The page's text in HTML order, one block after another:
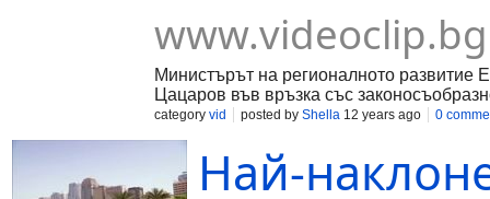
www.videoclip.bg
Министърът на регионалното развитие
Цацаров във връзка със
category vid posted by Shella 12 years ago 0
Най-